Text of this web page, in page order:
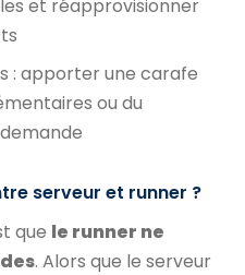
et réapprovisionner
: apporter une carafe
ou du
serveur et runner ?
que le runner ne
. Alors que le serveur